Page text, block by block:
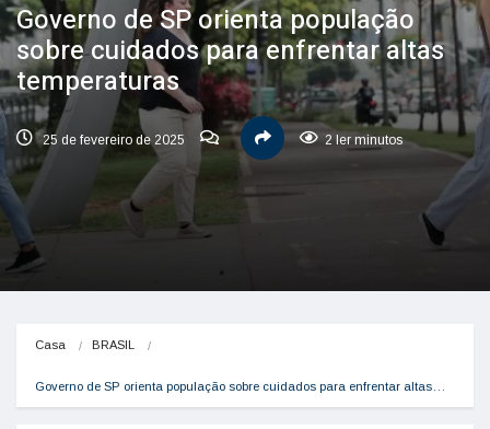
Governo de SP orienta população
sobre cuidados para enfrentar altas
temperaturas
25 de fevereiro de 2025 2 ler minutos
Casa BRASIL
Governo de SP orienta população sobre cuidados para enfrentar altas…